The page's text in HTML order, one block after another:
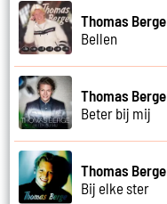
Thomas Berge
Bellen
Thomas Berge
Beter bij mij
Thomas Berge
Bij elke ster